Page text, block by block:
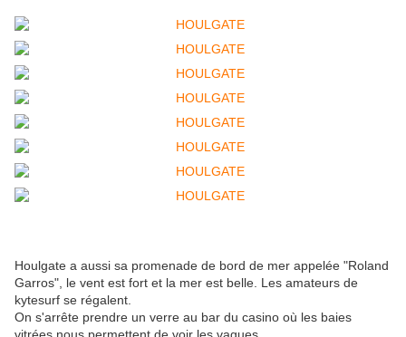
Houlgate a aussi sa promenade de bord de mer appelée "Roland
Garros", le vent est fort et la mer est belle. Les amateurs de
kytesurf se régalent.
On s'arrête prendre un verre au bar du casino où les baies